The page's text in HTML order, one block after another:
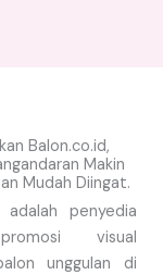
Balon.co.id,
Makin
Mudah Diingat.
adalah penyedia
visual
unggulan di